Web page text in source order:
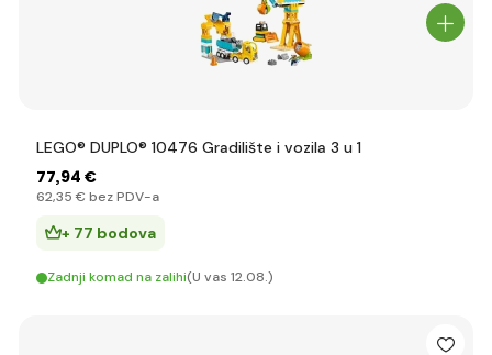
LEGO® DUPLO® 10476 Gradilište i vozila 3 u 1
77,94 €
62,35 € bez PDV-a
+ 77 bodova
Zadnji komad na zalihi(U vas 12.08.)